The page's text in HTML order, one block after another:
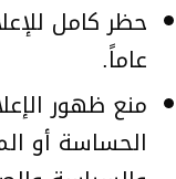
عاماً.
منع ظهور
الحساسة أو